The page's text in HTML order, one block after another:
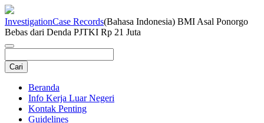
InvestigationCase Records(Bahasa Indonesia) BMI Asal Ponorgo
Bebas dari Denda PJTKI Rp 21 Juta
Beranda
Info Kerja Luar Negeri
Kontak Penting
Guidelines